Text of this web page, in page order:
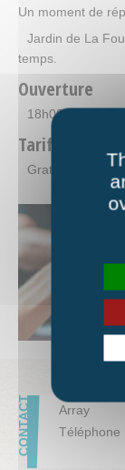
Un moment de
Jardin de La
temps.
Ouverture
18h00-20h00
Tarifs
Gratuit
Array
Téléphone